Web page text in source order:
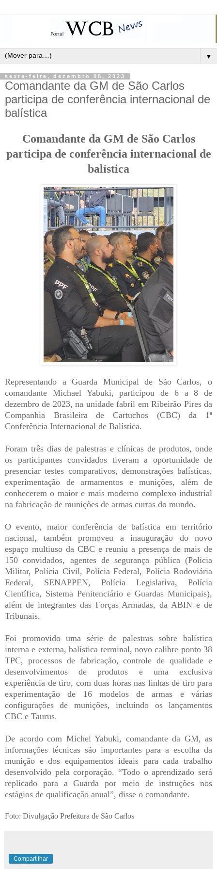
▼
sexta-feira, dezembro 08, 2023
Comandante da GM de São Carlos
participa de conferência internacional de
balística
Comandante da GM de São Carlos
participa de conferência internacional de
balística
Representando a Guarda Municipal de São Carlos, o
comandante Michael Yabuki, participou de 6 a 8 de
dezembro de 2023, na unidade fabril em Ribeirão Pires da
Companhia Brasileira de Cartuchos (CBC) da 1ª
Conferência Internacional de Balística.
Foram três dias de palestras e clínicas de produtos, onde
os participantes convidados tiveram a oportunidade de
presenciar testes comparativos, demonstrações balísticas,
experimentação de armamentos e munições, além de
conhecerem o maior e mais moderno complexo industrial
na fabricação de munições de armas curtas do mundo.
O evento, maior conferência de balística em território
nacional, também promoveu a inauguração do novo
espaço multiuso da CBC e reuniu a presença de mais de
150 convidados, agentes de segurança pública (Polícia
Militar, Polícia Civil, Polícia Federal, Polícia Rodoviária
Federal, SENAPPEN, Polícia Legislativa, Polícia
Científica, Sistema Penitenciário e Guardas Municipais),
além de integrantes das Forças Armadas, da ABIN e de
Tribunais.
Foi promovido uma série de palestras sobre balística
interna e externa, balística terminal, novo calibre ponto 38
TPC, processos de fabricação, controle de qualidade e
desenvolvimentos de produtos e uma exclusiva
experiência de tiro, com duas horas nas linhas de tiro para
experimentação de 16 modelos de armas e várias
configurações de munições, incluindo os lançamentos
CBC e Taurus.
De acordo com Michel Yabuki, comandante da GM, as
informações técnicas são importantes para a escolha da
munição e dos equipamentos ideais para cada trabalho
desenvolvido pela corporação. “Todo o aprendizado será
replicado para a Guarda por meio de instruções nos
estágios de qualificação anual”, disse o comandante.
Foto: Divulgação Prefeitura de São Carlos
Compartilhar